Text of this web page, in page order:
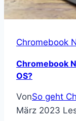
Chromebook
Chromebook
OS?
VonSo geht
März 2023